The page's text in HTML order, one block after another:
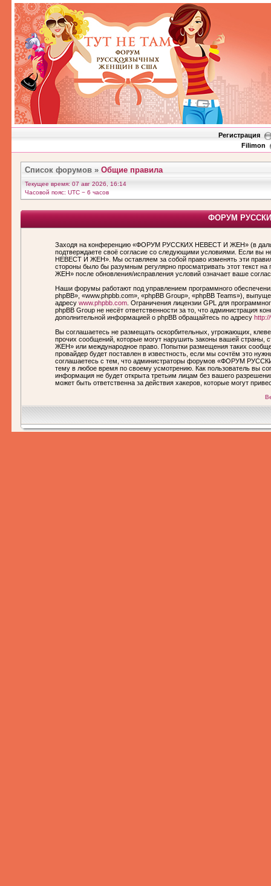
Регистрация
Filimon
Список форумов » Общие правила
Текущее время: 07 авг 2026, 16:14
Часовой пояс: UTC − 6 часов
ФОРУМ
Заходя на конференцию «ФОРУМ РУССКИХ НЕВЕСТ И ЖЕН» (в
подтверждаете своё согласие со следующими условиями. Если
НЕВЕСТ И ЖЕН». Мы оставляем за собой право изменять эти
стороны было бы разумным регулярно просматривать этот текст
ЖЕН» после обновления/исправления условий означает ваше
Наши форумы работают под управлением программного
phpBB», «www.phpbb.com», «phpBB Group», «phpBB Teams»),
адресу www.phpbb.com . Ограничения лицензии GPL для
phpBB Group не несёт ответственности за то, что администрация
дополнительной информацией о phpBB обращайтесь по адресу
Вы соглашаетесь не размещать оскорбительных, угрожающих,
прочих сообщений, которые могут нарушить законы вашей
ЖЕН» или международное право. Попытки размещения таких
провайдер будет поставлен в известность, если мы сочтём это
соглашаетесь с тем, что администраторы форумов «ФОРУМ
тему в любое время по своему усмотрению. Как пользователь вы
информация не будет открыта третьим лицам без вашего
может быть ответственна за действия хакеров, которые могут